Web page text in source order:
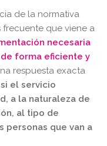
de la normativa
que viene a
necesaria
forma eficiente y
respuesta exacta
si el servicio
a la naturaleza de
al tipo de
personas que van a